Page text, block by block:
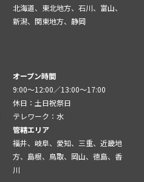
北海道、東北地方、石川、富山、
新潟、関東地方、静岡
オープン時間
9:00～12:00／13:00～17:00
休日：土日祝祭日
テレワーク：水
管轄エリア
福井、岐阜、愛知、三重、近畿地
方、島根、鳥取、岡山、徳島、香
川